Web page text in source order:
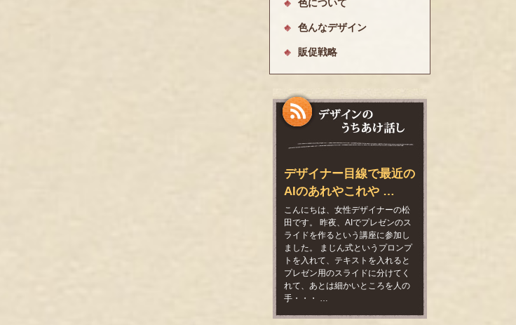
色について
色んなデザイン
販促戦略
デザイナー目線で最近の
AIのあれやこれや …
こんにちは、女性デザイナーの松
田です。 昨夜、AIでプレゼンのス
ライドを作るという講座に参加し
ました。 まじん式というプロンプ
トを入れて、テキストを入れると
プレゼン用のスライドに分けてく
れて、あとは細かいところを人の
手・・・ …